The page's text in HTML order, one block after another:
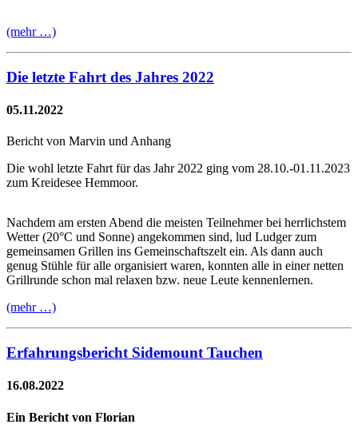
(mehr …)
Die letzte Fahrt des Jahres 2022
05.11.2022
Bericht von Marvin und Anhang
Die wohl letzte Fahrt für das Jahr 2022 ging vom 28.10.-01.11.2023
zum Kreidesee Hemmoor.
Nachdem am ersten Abend die meisten Teilnehmer bei herrlichstem
Wetter (20°C und Sonne) angekommen sind, lud Ludger zum
gemeinsamen Grillen ins Gemeinschaftszelt ein. Als dann auch
genug Stühle für alle organisiert waren, konnten alle in einer netten
Grillrunde schon mal relaxen bzw. neue Leute kennenlernen.
(mehr …)
Erfahrungsbericht Sidemount Tauchen
16.08.2022
Ein Bericht von Florian